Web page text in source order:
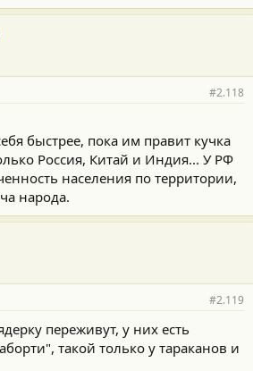
#2.118
быстрее, пока им правит кучка
Россия, Китай и Индия... У РФ
населения по территории,
народа.
#2.119
переживут, у них есть
такой только у тараканов и